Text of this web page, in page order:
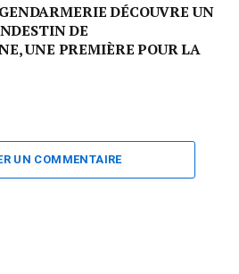
DÉCOUVRE UN
DE
UNE PREMIÈRE POUR LA
UN COMMENTAIRE